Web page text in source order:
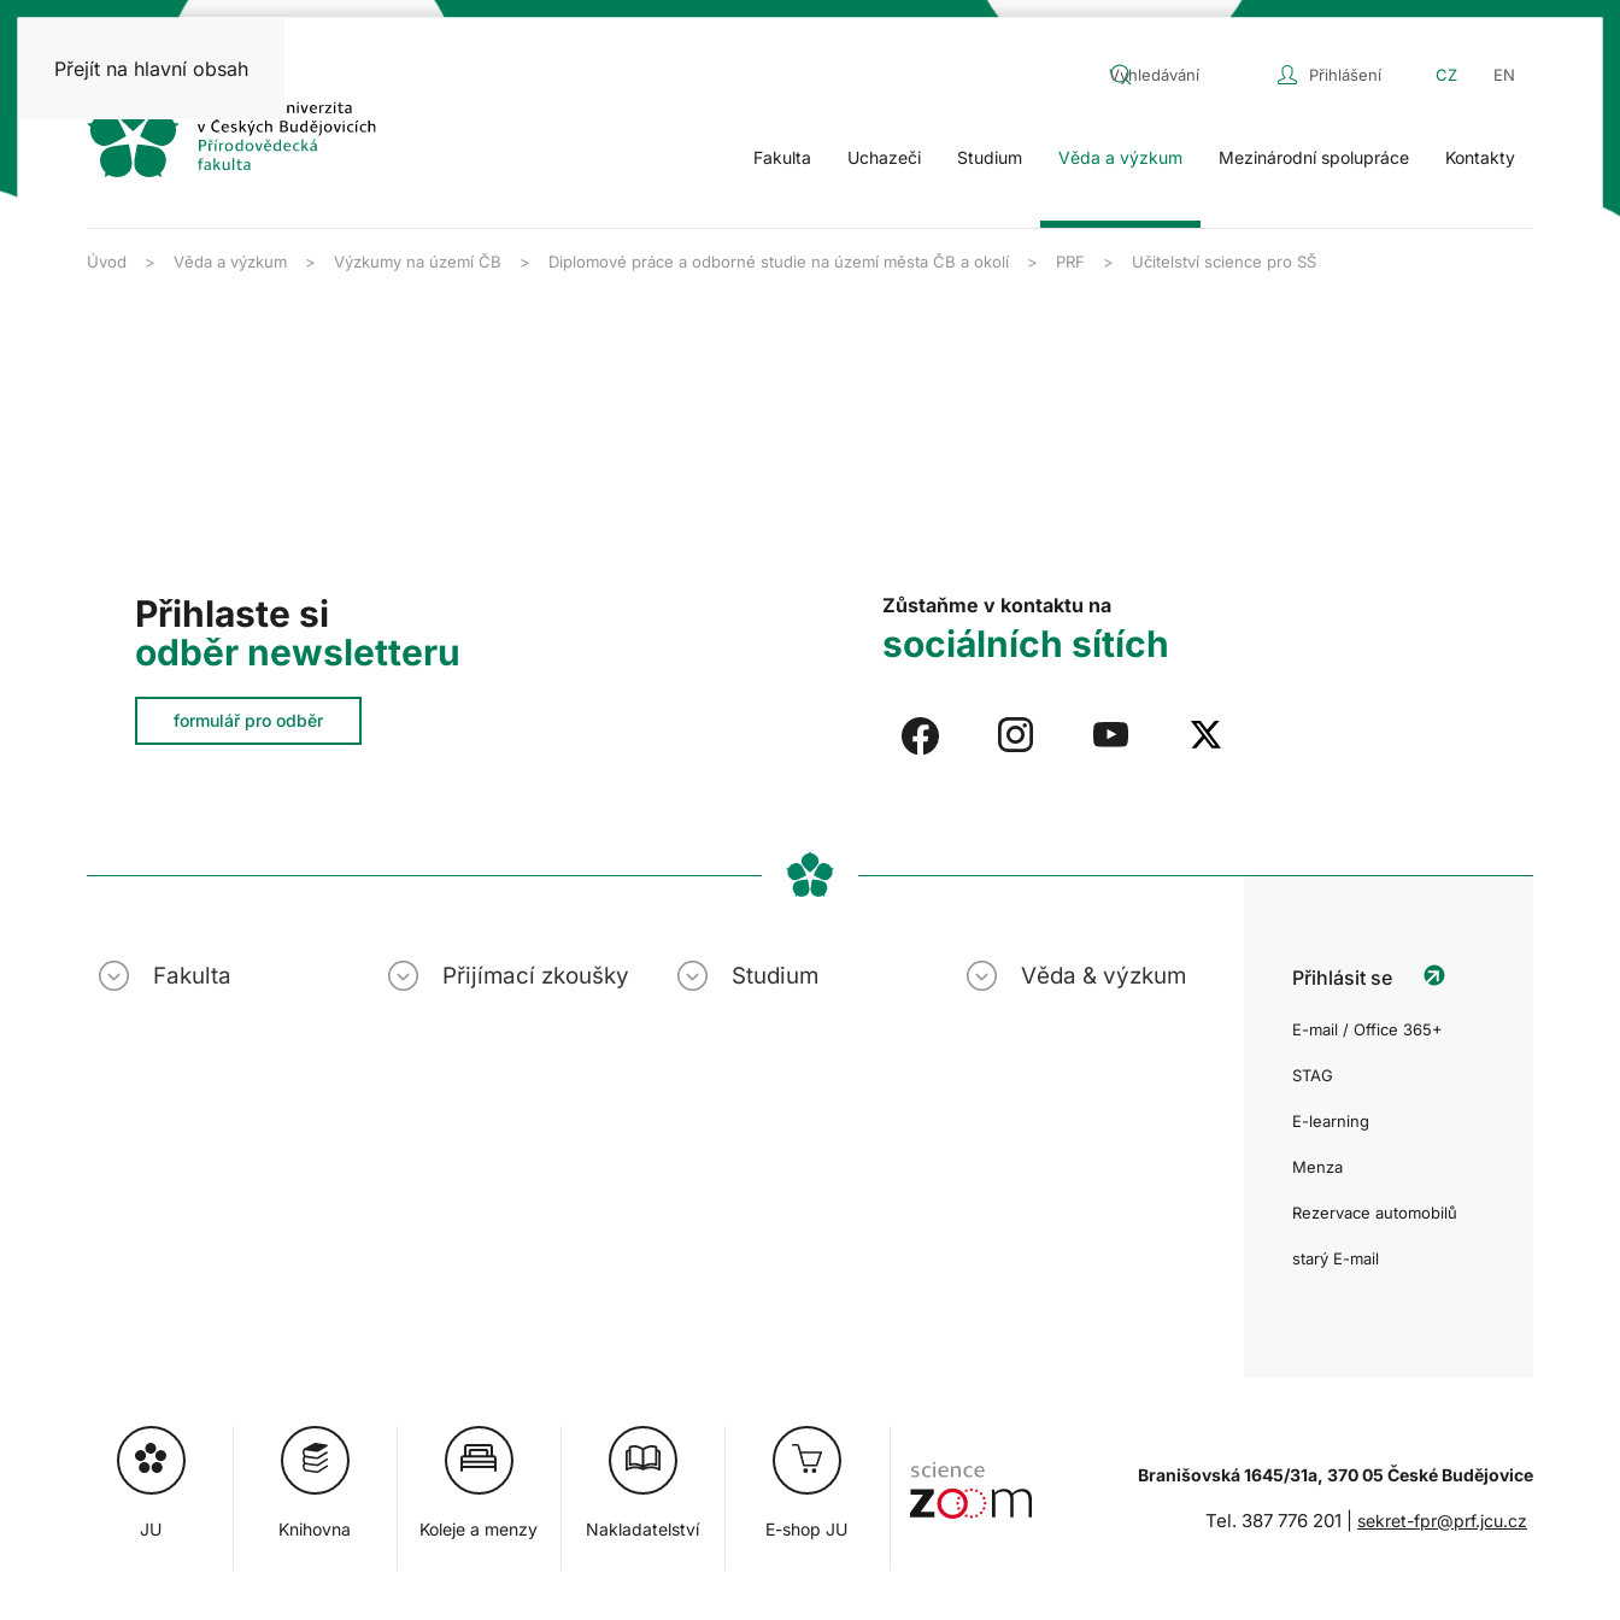
Přejít na hlavní obsah Přihlášení CZ EN
Fakulta Uchazeči Studium Věda a výzkum Mezinárodní spolupráce Kontakty
Úvod Věda a výzkum Výzkumy na území ČB Diplomové práce a odborné studie na území města ČB a okolí PRF Učitelství science pro SŠ
Přihlaste si
odběr newsletteru
formulář pro odběr
Zůstaňme v kontaktu na
sociálních sítích
Fakulta Přijímací zkoušky Studium Věda & výzkum Přihlásit se
E-mail / Office 365+
STAG
E-learning
Menza
Rezervace automobilů
starý E-mail
JU Knihovna Koleje a menzy Nakladatelství E-shop JU
Branišovská 1645/31a, 370 05 České Budějovice
Tel. 387 776 201 | sekret-fpr@prf.jcu.cz